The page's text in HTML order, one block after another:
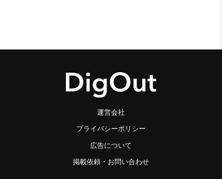
運営会社
プライバシーポリシー
広告について
掲載依頼・お問い合わせ